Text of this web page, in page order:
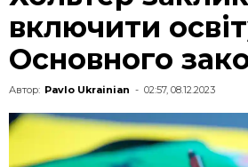
включити
Основного
Автор: Pavlo Ukrainian - 02:57, 08.12.2023